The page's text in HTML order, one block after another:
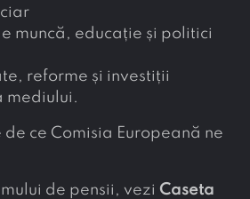
muncă, educație și politici
reforme și investiții
mediului.
de ce Comisia Europeană ne
de pensii, vezi Caseta